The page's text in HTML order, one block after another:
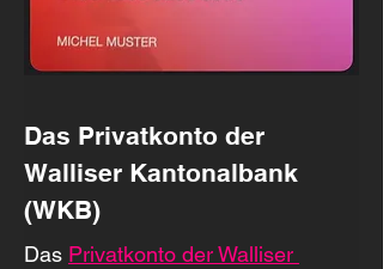
Das Privatkonto der
Walliser Kantonalbank
(WKB)
Das Privatkonto der Walliser